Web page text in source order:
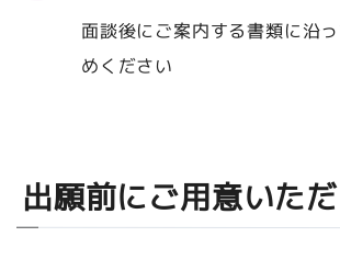
面談後にご案内する書類に沿
めください
出願前にご用意いた